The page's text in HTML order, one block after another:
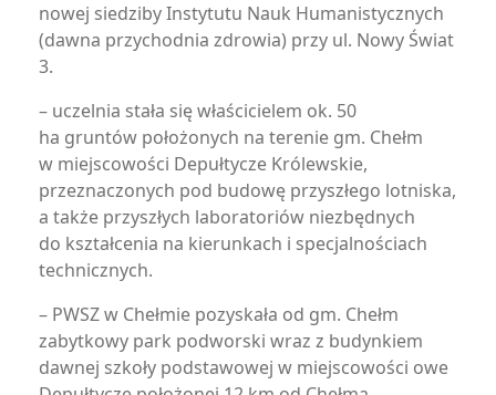
nowej siedziby Instytutu Nauk Humanistycznych
(dawna przychodnia zdrowia) przy ul. Nowy Świat
3.
– uczelnia stała się właścicielem ok. 50
ha gruntów położonych na terenie gm. Chełm
w miejscowości Depułtycze Królewskie,
przeznaczonych pod budowę przyszłego lotniska,
a także przyszłych laboratoriów niezbędnych
do kształcenia na kierunkach i specjalnościach
technicznych.
– PWSZ w Chełmie pozyskała od gm. Chełm
zabytkowy park podworski wraz z budynkiem
dawnej szkoły podstawowej w miejscowości owe